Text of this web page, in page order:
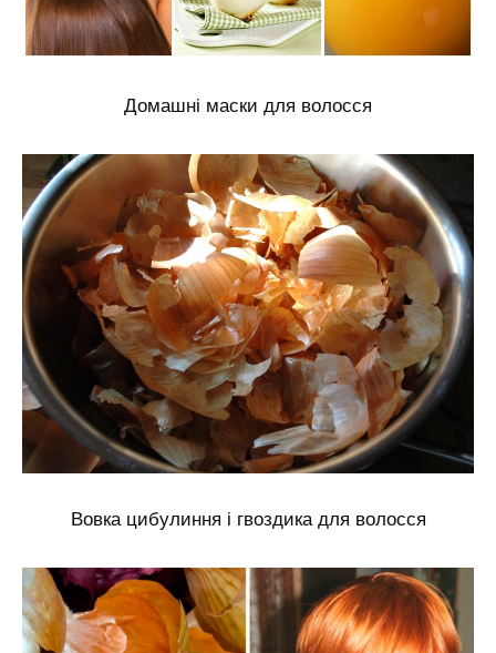
Домашні маски для волосся
Вовка цибулиння і гвоздика для волосся